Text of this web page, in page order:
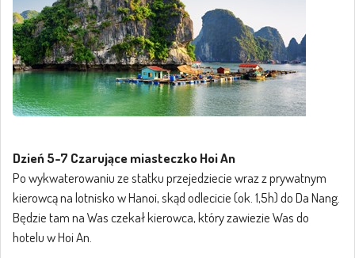
Dzień 5-7 Czarujące miasteczko Hoi An
Po wykwaterowaniu ze statku przejedziecie wraz z prywatnym
kierowcą na lotnisko w Hanoi, skąd odlecicie (ok. 1,5h) do Da Nang.
Będzie tam na Was czekał kierowca, który zawiezie Was do
hotelu w Hoi An.